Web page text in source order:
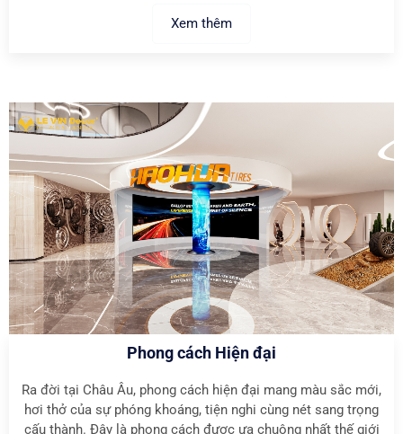
Xem thêm
Phong cách Hiện đại
Ra đời tại Châu Âu, phong cách hiện đại mang màu sắc mới,
hơi thở của sự phóng khoáng, tiện nghi cùng nét sang trọng
cấu thành. Đây là phong cách được ưa chuộng nhất thế giới